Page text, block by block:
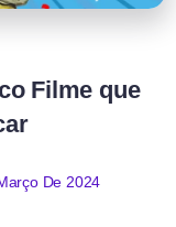
Filme que
De 2024